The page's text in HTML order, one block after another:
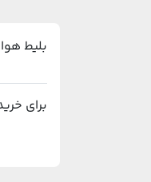
بلیط
برای خرید